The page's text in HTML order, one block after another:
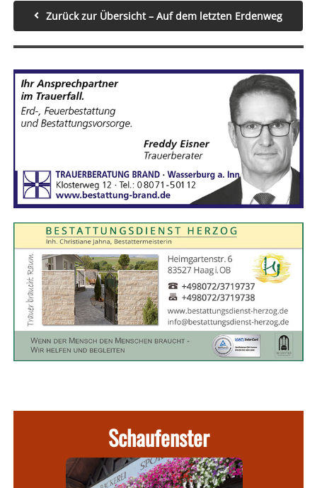
Zurück zur Übersicht – Auf dem letzten Erdenweg
Schaufenster